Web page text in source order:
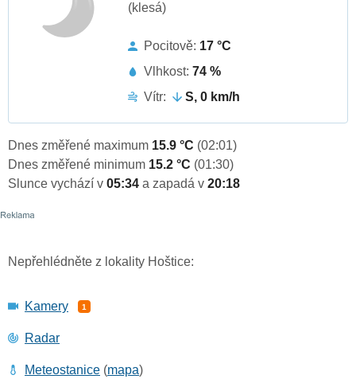
(klesá)
Pocitově: 17 °C
Vlhkost: 74 %
Vítr:
S, 0 km/h
Dnes změřené maximum 15.9 °C (02:01)
Dnes změřené minimum 15.2 °C (01:30)
Slunce vychází v 05:34 a zapadá v 20:18
Nepřehlédněte z lokality Hoštice:
Kamery 1
Radar
Meteostanice (mapa)